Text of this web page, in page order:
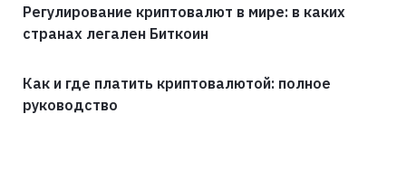
Регулирование криптовалют в мире: в каких
странах легален Биткоин
Как и где платить криптовалютой: полное
руководство